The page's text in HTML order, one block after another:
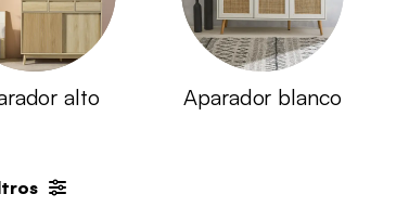
alto Aparador blanco